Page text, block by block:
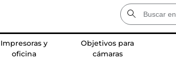
Impresoras y
oficina
Objetivos para
cámaras